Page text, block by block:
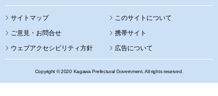
サイトマップ このサイトについて
携帯サイト
ウェブアクセシビリティ方針 広告について
Copyright © 2020 Kagawa Prefectural Government. All rights reserved.